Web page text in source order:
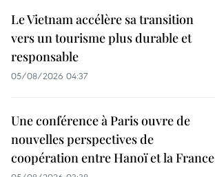
Le Vietnam accélère sa transition
vers un tourisme plus durable et
responsable
05/08/2026 04:37
Une conférence à Paris ouvre de
nouvelles perspectives de
coopération entre Hanoï et la France